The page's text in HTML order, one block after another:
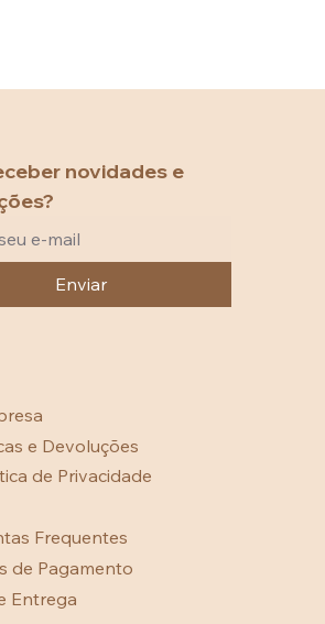
e Devoluções
de Privacidade
Frequentes
de Pagamento
Entrega
novidades e
Enviar